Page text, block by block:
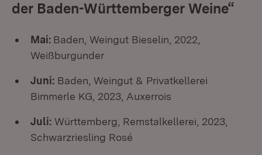
der Baden-Württemberger Weine“
Mai: Baden, Weingut Bieselin, 2022,
Weißburgunder
Juni: Baden, Weingut & Privatkellerei
Bimmerle KG, 2023, Auxerrois
Juli: Württemberg, Remstalkellerei, 2023,
Schwarzriesling Rosé